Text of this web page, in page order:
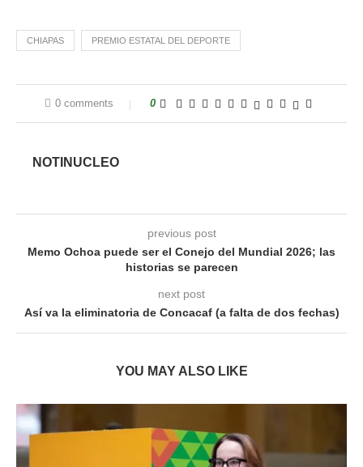
CHIAPAS PREMIO ESTATAL DEL DEPORTE
0 comments 0
NOTINUCLEO
previous post
Memo Ochoa puede ser el Conejo del Mundial 2026; las
historias se parecen
next post
Así va la eliminatoria de Concacaf (a falta de dos fechas)
YOU MAY ALSO LIKE